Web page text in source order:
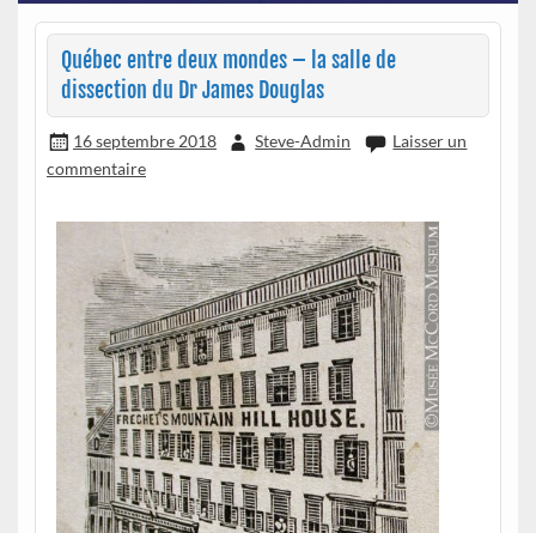
Québec entre deux mondes – la salle de
dissection du Dr James Douglas
16 septembre 2018 Steve-Admin
Laisser un
commentaire